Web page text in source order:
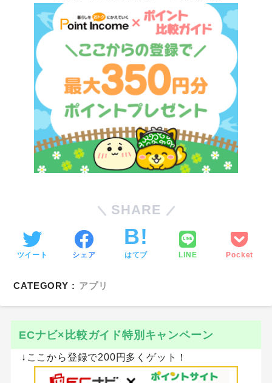
SHARE
ツイート シェア はてブ LINE Pocket
CATEGORY : アプリ
ECナビ×比較ガイド特別キャンペーン
↓ここから登録で200円多くゲット！